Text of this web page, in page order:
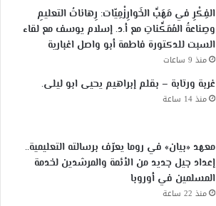
الفِكْرِ في مَهَبِّ الخَوارِزْمِيّات: رِهاناتُ التعليمِ
وصِناعةُ المُمَكِّناتِ مع أ.د. إسلام يوسف مع لقاء
السبت للدكتورة فاطمة أبو واصل اغبارية
منذ 9 ساعات
غربة ورتابة – بقلم إبراهيم يحيى ابو ليلى.
منذ 14 ساعة
معهد «بيان» في روما يعرّف برسالته التعليمية..
إعداد جيل جديد من الأئمة والمرشدين لخدمة
المسلمين في أوروبا
منذ 22 ساعة